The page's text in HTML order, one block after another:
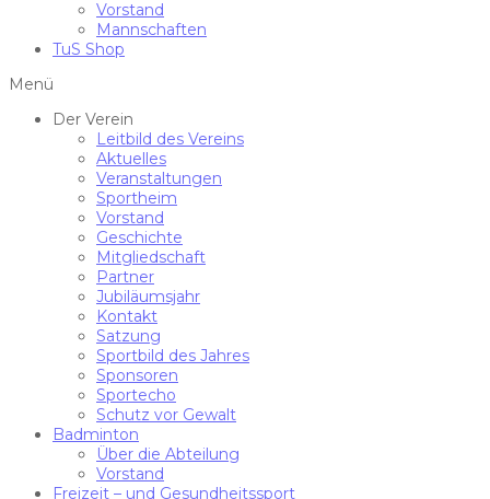
Vorstand
Mannschaften
TuS Shop
Menü
Der Verein
Leitbild des Vereins
Aktuelles
Veranstaltungen
Sportheim
Vorstand
Geschichte
Mitgliedschaft
Partner
Jubiläumsjahr
Kontakt
Satzung
Sportbild des Jahres
Sponsoren
Sportecho
Schutz vor Gewalt
Badminton
Über die Abteilung
Vorstand
Freizeit – und Gesundheitssport